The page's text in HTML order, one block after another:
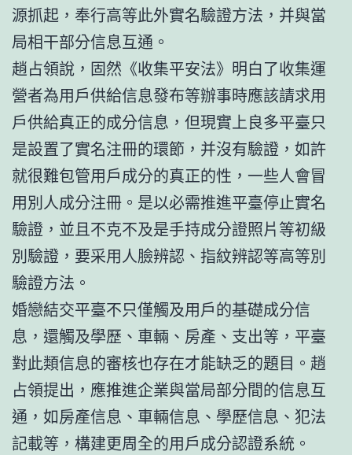
源抓起，奉行高等此外實名驗證方法，并與當
局相干部分信息互通。
趙占領說，固然《收集平安法》明白了收集運
營者為用戶供給信息發布等辦事時應該請求用
戶供給真正的成分信息，但現實上良多平臺只
是設置了實名注冊的環節，并沒有驗證，如許
就很難包管用戶成分的真正的性，一些人會冒
用別人成分注冊。是以必需推進平臺停止實名
驗證，並且不克不及是手持成分證照片等初級
別驗證，要采用人臉辨認、指紋辨認等高等別
驗證方法。
婚戀結交平臺不只僅觸及用戶的基礎成分信
息，還觸及學歷、車輛、房產、支出等，平臺
對此類信息的審核也存在才能缺乏的題目。趙
占領提出，應推進企業與當局部分間的信息互
通，如房產信息、車輛信息、學歷信息、犯法
記載等，構建更周全的用戶成分認證系統。